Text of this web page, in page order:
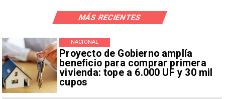
Proyecto de Gobierno amplía
beneficio para comprar primera
vivienda: tope a 6.000 UF y 30 mil
cupos
NACIONAL
MÁS RECIENTES